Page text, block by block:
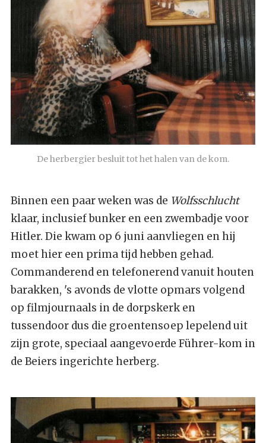
De herbergier besluit tot het halen van de kom.
Binnen een paar weken was de Wolfsschlucht
klaar, inclusief bunker en een zwembadje voor
Hitler. Die kwam op 6 juni aanvliegen en hij
moet hier een prima tijd hebben gehad.
Commanderend en telefonerend vanuit houten
barakken, 's avonds de vlotte opmars volgend
op filmjournaals in de dorpskerk en
tussendoor dus die groentensoep lepelend uit
zijn grote, speciaal aangevoerde Führer-kom in
de Beiers ingerichte herberg.